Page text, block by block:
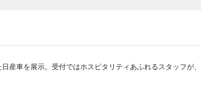
車を展示。受付ではホスピタリティあふれるスタッフが、